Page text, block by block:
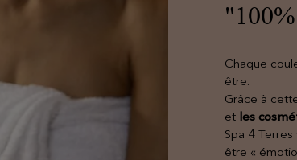
Chaque
être.
Grâce à
et les
Spa 4
être «